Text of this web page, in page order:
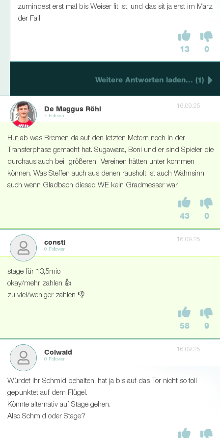
zumindest erst mal bis Weiser fit ist, und das sit ja erst im März
der Fall.
13 0
Weitere Antworten laden... (1)
De Maggus Röhl
7 Follower
16.09.25
Hut ab was Bremen da auf den letzten Metern noch in der
Transferphase gemacht hat. Sugawara, Boni und er sind Spieler die
durchaus auch bei "größeren" Vereinen hätten unter kommen
können. Was Steffen auch aus denen rausholt ist auch Wahnsinn,
auch wenn Gladbach diesed WE kein Gradmesser war.
43 0
consti
0 Follower
16.09.25
stage für 13,5mio
okay/mehr zahlen 👍
zu viel/weniger zahlen 👎
58 9
Colwald
0 Follower
16.09.25
Würdet ihr Schmid behalten, hat ja bis auf das Tor nicht so toll
gepunktet auf dem Flügel.
Könnte alternativ auf Stage gehen.
Also Schmid oder Stage?